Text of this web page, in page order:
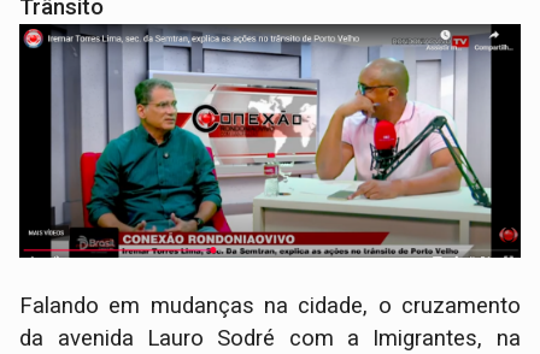
Trânsito
Falando em mudanças na cidade, o cruzamento
da avenida Lauro Sodré com a Imigrantes, na